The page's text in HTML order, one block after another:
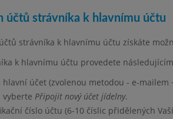
účtů strávníka k hlavnímu účtu
strávníka k hlavnímu účtu získáte
k hlavnímu účtu provedete
účet (zvolenou metodou - e-mailem
vyberte Připojit nový účet jídelny.
číslo účtu (6-10 číslic přidělených